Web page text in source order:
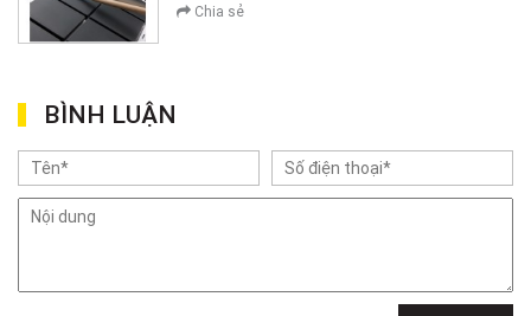
Chia sẻ
BÌNH LUẬN